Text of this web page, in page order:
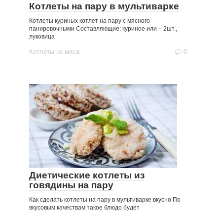
Котлеты на пару в мультиварке
Котлеты куриных котлет на пару с мясного
панировочными Составляющие: куриное или – 2шт.,
луковица
Котлеты из мяса 0
Диетические котлеты из
говядины на пару
Как сделать котлеты на пару в мультиварке вкусно По
вкусовым качествам такое блюдо будет